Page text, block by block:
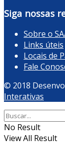
Siga nossas
Sobre o
Links úteis
Locais de
Fale
© 2018
Interativas
No Result
View All Result